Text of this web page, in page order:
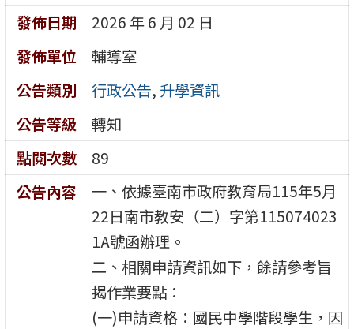
發佈日期
2026 年 6 月 02 日
發佈單位
輔導室
公告類別
行政公告, 升學資訊
公告等級
轉知
點閱次數
89
公告內容
一、依據臺南市政府教育局115年5月
22日南市教安（二）字第115074023
1A號函辦理。
二、相關申請資訊如下，餘請參考旨
揭作業要點：
(一)申請資格：國民中學階段學生，因